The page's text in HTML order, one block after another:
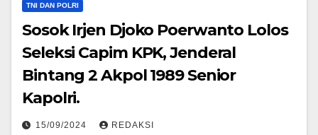
TNI DAN POLRI
Sosok Irjen Djoko Poerwanto Lolos
Seleksi Capim KPK, Jenderal
Bintang 2 Akpol 1989 Senior
Kapolri.
15/09/2024 REDAKSI